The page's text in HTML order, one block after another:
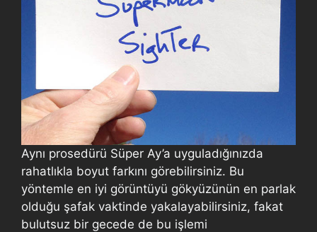
Aynı prosedürü Süper Ay’a uyguladığınızda
rahatlıkla boyut farkını görebilirsiniz. Bu
yöntemle en iyi görüntüyü gökyüzünün en parlak
olduğu şafak vaktinde yakalayabilirsiniz, fakat
bulutsuz bir gecede de bu işlemi